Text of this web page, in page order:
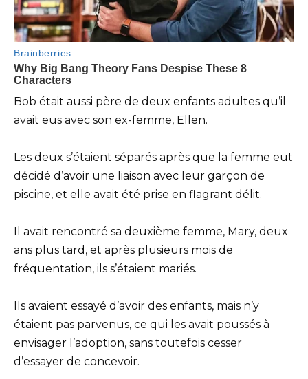
Bob était aussi père de deux enfants adultes qu’il
avait eus avec son ex-femme, Ellen.
Les deux s’étaient séparés après que la femme eut
décidé d’avoir une liaison avec leur garçon de
piscine, et elle avait été prise en flagrant délit.
Il avait rencontré sa deuxième femme, Mary, deux
ans plus tard, et après plusieurs mois de
fréquentation, ils s’étaient mariés.
Ils avaient essayé d’avoir des enfants, mais n’y
étaient pas parvenus, ce qui les avait poussés à
envisager l’adoption, sans toutefois cesser
d’essayer de concevoir.